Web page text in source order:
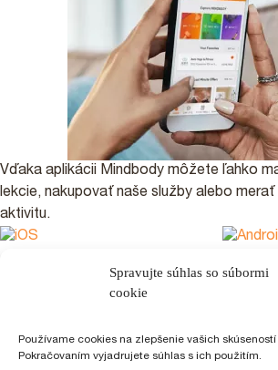
Spravujte súhlas so súbormi
cookie
Používame cookies na zlepšenie vašich skúseností
Pokračovaním vyjadrujete súhlas s ich použitím.
Vďaka aplikácii Mindbody môžete ľahko
lekcie, nakupovať naše služby alebo
aktivitu.
NÁVOD NA REGISTRÁCIU
PARTNERI A